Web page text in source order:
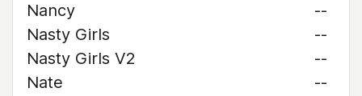
Nancy
--
Nasty Girls
--
Nasty Girls V2
--
Nate
--